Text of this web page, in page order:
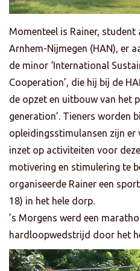
Momenteel is Rainer, student
Arnhem-Nijmegen (HAN), er
de minor ‘International
Cooperation’, die hij bij de
de opzet en uitbouw van het
generation’. Tieners worden
opleidingsstimulansen zijn er
inzet op activiteiten voor
motivering en stimulering te
organiseerde Rainer een
18) in het hele dorp.
’s Morgens werd een
hardloopwedstrijd door het